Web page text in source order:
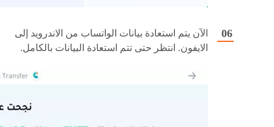
الآن يتم استعادة بيانات الواتساب من الاندرويد إلى
الايفون. انتظر حتى تتم استعادة البيانات بالكامل.